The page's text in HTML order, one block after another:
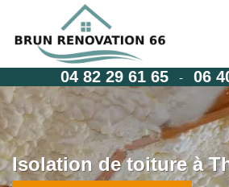
04 82 29 61 65 - 06
Isolation de toiture à